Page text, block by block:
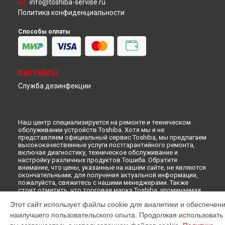
Ремонт микроволновой печи ER 5420 DC Toshiba в
Ремонт микроволновой печи ER 5420 DC Toshiba в
Красноярске
Ремонт микроволновой печи ER 5420 DC Toshiba в
Ульяновске
Ремонт микроволновой печи ER 5420 DC Toshiba в
info@toshiba-servise.ru
Политика конфиденциальности
Способы оплаты
ПАРТНЁРЫ
Служба дезинфекции
Наш центр специализируется на ремонте и техническом
обслуживании устройств Toshiba. Хотя мы и не
представляем официальный сервис Toshiba, мы предлагаем
высококачественные услуги постгарантийного ремонта,
включая диагностику, техническое обслуживание и
настройку различных продуктов Тошиба. Обратите
внимание, что цены, указанные на нашем сайте, не являются
окончательными; для получения актуальной информации,
пожалуйста, свяжитесь с нашими менеджерами. Также
стоит отметить, что торговая марка Toshiba, упоминаемая
только для информационных целей.
Этот сайт использует файлы cookie для аналитики и
наилучшего пользовательского опыта. Продолжая использовать